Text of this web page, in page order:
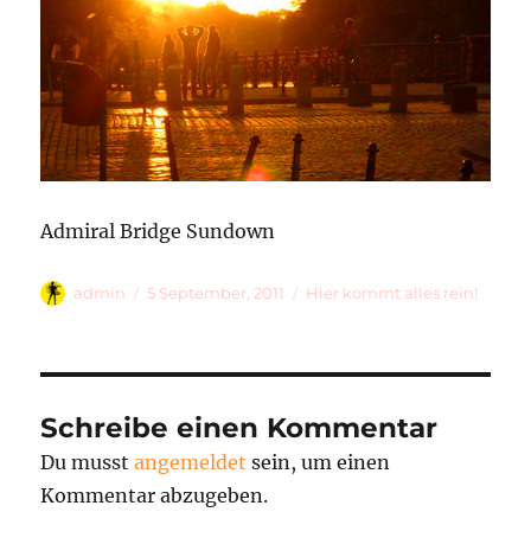
Admiral Bridge Sundown
Autor
admin
Veröffentlicht
5 September, 2011 Kategorien
Hier kommt alles rein!
Schreibe einen Kommentar
Du musstangemeldet sein, um einen
Kommentar abzugeben.